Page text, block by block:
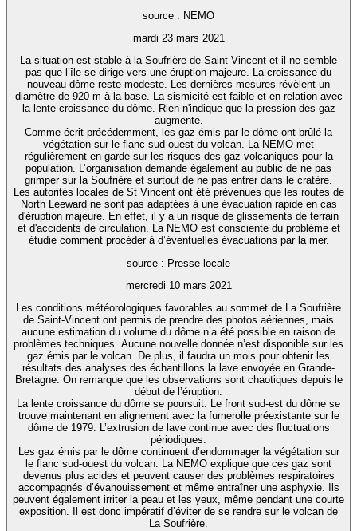
source : NEMO
mardi 23 mars 2021
La situation est stable à la Soufrière de Saint-Vincent et il ne semble
pas que l’île se dirige vers une éruption majeure. La croissance du
nouveau dôme reste modeste. Les dernières mesures révèlent un
diamètre de 920 m à la base. La sismicité est faible et en relation avec
la lente croissance du dôme. Rien n'indique que la pression des gaz
augmente.
Comme écrit précédemment, les gaz émis par le dôme ont brûlé la
végétation sur le flanc sud-ouest du volcan. La NEMO met
régulièrement en garde sur les risques des gaz volcaniques pour la
population. L’organisation demande également au public de ne pas
grimper sur la Soufrière et surtout de ne pas entrer dans le cratère.
Les autorités locales de St Vincent ont été prévenues que les routes de
North Leeward ne sont pas adaptées à une évacuation rapide en cas
d'éruption majeure. En effet, il y a un risque de glissements de terrain
et d'accidents de circulation. La NEMO est consciente du problème et
étudie comment procéder à d’éventuelles évacuations par la mer.
source : Presse locale
mercredi 10 mars 2021
Les conditions météorologiques favorables au sommet de La Soufrière
de Saint-Vincent ont permis de prendre des photos aériennes, mais
aucune estimation du volume du dôme n’a été possible en raison de
problèmes techniques. Aucune nouvelle donnée n’est disponible sur les
gaz émis par le volcan. De plus, il faudra un mois pour obtenir les
résultats des analyses des échantillons la lave envoyée en Grande-
Bretagne. On remarque que les observations sont chaotiques depuis le
début de l’éruption.
La lente croissance du dôme se poursuit. Le front sud-est du dôme se
trouve maintenant en alignement avec la fumerolle préexistante sur le
dôme de 1979. L’extrusion de lave continue avec des fluctuations
périodiques.
Les gaz émis par le dôme continuent d’endommager la végétation sur
le flanc sud-ouest du volcan. La NEMO explique que ces gaz sont
devenus plus acides et peuvent causer des problèmes respiratoires
accompagnés d’évanouissement et même entraîner une asphyxie. Ils
peuvent également irriter la peau et les yeux, même pendant une courte
exposition. Il est donc impératif d’éviter de se rendre sur le volcan de
La Soufrière.